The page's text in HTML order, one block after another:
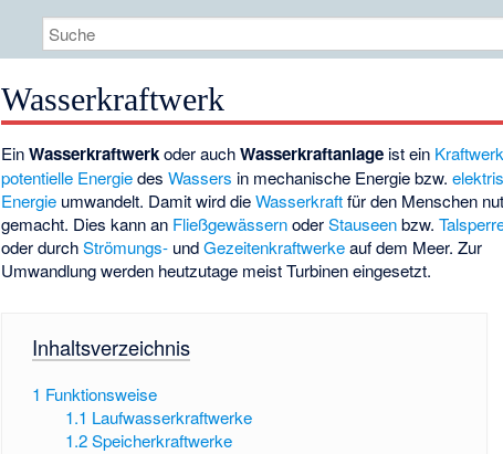
Wasserkraftwerk
EinWasserkraftwerkoder auchWasserkraftanlage ist ein Kraftwerk
potentielle EnergiedesWassers in mechanische Energie bzw.
Energie umwandelt. Damit wird dieWasserkraftfür den Menschen
gemacht. Dies kann an FließgewässernoderStauseenbzw.
oder durchStrömungs- undGezeitenkraftwerkeauf dem Meer. Zur
Umwandlung werden heutzutage meist Turbinen eingesetzt.
Inhaltsverzeichnis
1 Funktionsweise
1.1 Laufwasserkraftwerke
1.2 Speicherkraftwerke